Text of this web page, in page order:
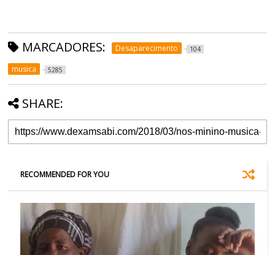
MARCADORES: Desaparecimento 104
musica 5285
SHARE:
RECOMMENDED FOR YOU